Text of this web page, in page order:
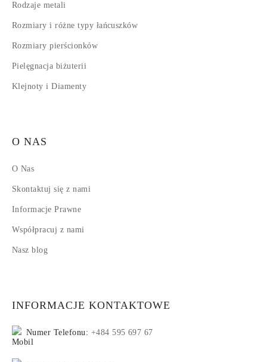
Rodzaje metali
Rozmiary i różne typy łańcuszków
Rozmiary pierścionków
Pielęgnacja biżuterii
Klejnoty i Diamenty
O NAS
O Nas
Skontaktuj się z nami
Informacje Prawne
Współpracuj z nami
Nasz blog
INFORMACJE KONTAKTOWE
Numer Telefonu: +484 595 697 67